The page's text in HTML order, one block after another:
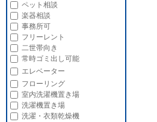
ペット相談
楽器相談
事務所可
フリーレント
二世帯向き
常時ゴミ出し可能
エレベーター
フローリング
室内洗濯機置き場
洗濯機置き場
洗濯・衣類乾燥機